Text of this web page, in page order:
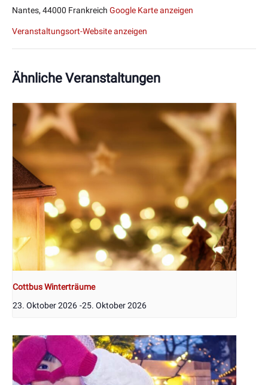
Nantes, 44000 Frankreich Google Karte anzeigen
Veranstaltungsort-Website anzeigen
Ähnliche Veranstaltungen
Cottbus Winterträume
23. Oktober 2026 -25. Oktober 2026